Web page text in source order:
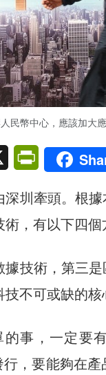
民幣中心，應該加大
X PrintFriendly
圳牽頭。根
，有以下四個
技術，第三
不可或缺的核
事，一定要
，要能夠在